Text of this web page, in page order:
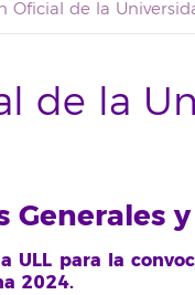
de la
Generales
ULL para la
2024.